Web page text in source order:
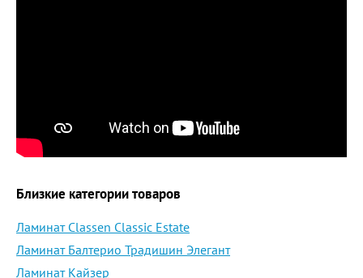
Близкие категории товаров
Ламинат Classen Classic Estate
Ламинат Балтерио Традишин Элегант
Ламинат Кайзер